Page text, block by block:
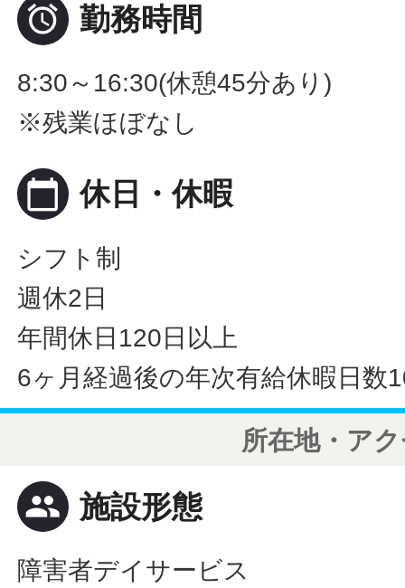
 勤務時間
8:30～16:30(休憩45分あり)
※残業ほぼなし
calendar_today 休日・休暇
シフト制
週休2日
年間休日120日以上
6ヶ月経過後の年次有給休暇日数
所在地・ア
people 施設形態
障害者デイサービス